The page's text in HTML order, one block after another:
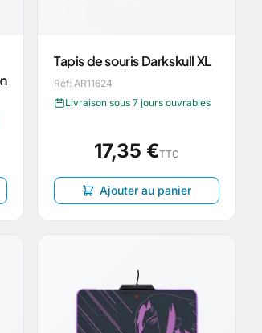
Tapis de souris Darkskull XL
Réf: AR11624
Livraison sous 7 jours ouvrables
17,35 €TTC
Ajouter au panier